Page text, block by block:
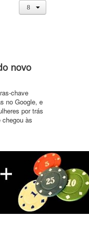
novo
chave
no Google, e
por trás
às